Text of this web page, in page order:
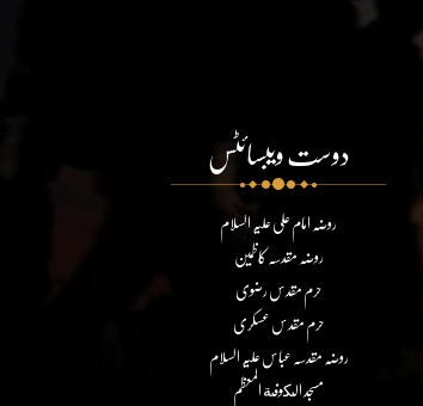
دوست ویبسائٹس
روضہ امام علی علیہ السلام
روضہ مقدسہ کاظمین
حرم مقدس رضوی
حرم مقدس عسکری
روضہ مقدسہ عباس علیہ السلام
مسجد الكوفة المعظم